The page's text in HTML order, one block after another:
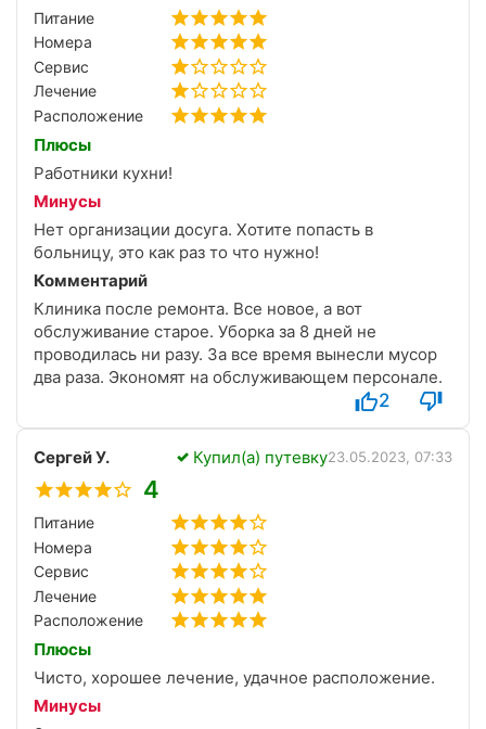
Питание
Номера
Сервис
Лечение
Расположение
Плюсы
Работники кухни!
Минусы
Нет организации досуга. Хотите попасть в
больницу, это как раз то что нужно!
Комментарий
Клиника после ремонта. Все новое, а вот
обслуживание старое. Уборка за 8 дней не
проводилась ни разу. За все время вынесли мусор
два раза. Экономят на обслуживающем персонале.
2
Сергей У. Купил(а) путевку23.05.2023, 07:33
4
Питание
Номера
Сервис
Лечение
Расположение
Плюсы
Чисто, хорошее лечение, удачное расположение.
Минусы